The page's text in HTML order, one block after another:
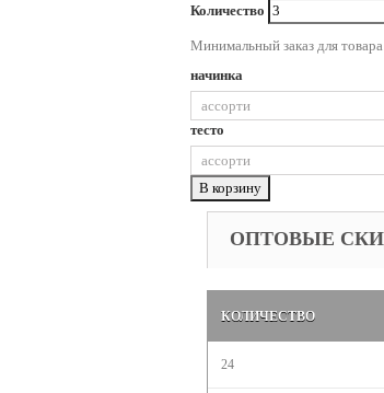
Количество
Минимальный заказ для товара
начинка
тесто
В корзину
ОПТОВЫЕ
КОЛИЧЕСТВО
24